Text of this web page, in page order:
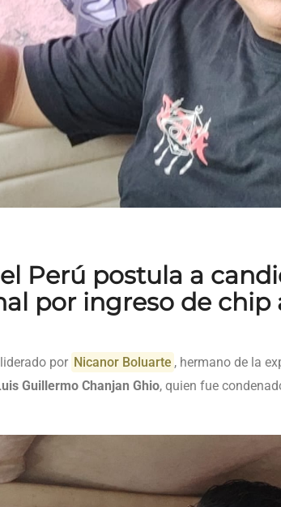
Perú postula a
por ingreso de chip
por Nicanor Boluarte , hermano de la
Guillermo Chanjan Ghio, quien fue